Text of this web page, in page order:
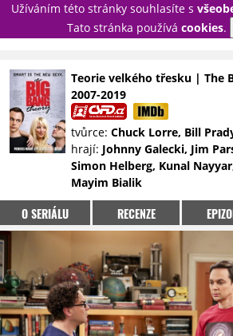
Užíváním této stránky souhlasíte s
Tato stránka používá cookies.
NOVINKY
TÉMATA
RECENZE
EPIZODY
KULT
TRAILERY
GALERIE
DISKUZE
STATISTIKY
Teorie velkého třesku | The
2007-2019
tvůrce: Chuck Lorre, Bill
hrají: Johnny Galecki, Jim
Simon Helberg, Kunal
Mayim Bialik
O SERIÁLU RECENZE